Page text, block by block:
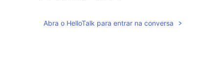
Abra o HelloTalk para entrar na conversa